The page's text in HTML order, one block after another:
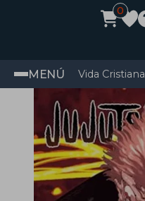
0
MENÚ Vida Cristiana